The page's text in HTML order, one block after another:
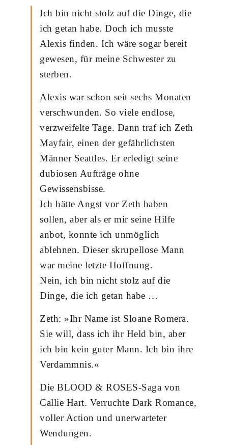
Ich bin nicht stolz auf die Dinge, die
ich getan habe. Doch ich musste
Alexis finden. Ich wäre sogar bereit
gewesen, für meine Schwester zu
sterben.
Alexis war schon seit sechs Monaten
verschwunden. So viele endlose,
verzweifelte Tage. Dann traf ich Zeth
Mayfair, einen der gefährlichsten
Männer Seattles. Er erledigt seine
dubiosen Aufträge ohne
Gewissensbisse.
Ich hätte Angst vor Zeth haben
sollen, aber als er mir seine Hilfe
anbot, konnte ich unmöglich
ablehnen. Dieser skrupellose Mann
war meine letzte Hoffnung.
Nein, ich bin nicht stolz auf die
Dinge, die ich getan habe …
Zeth: »Ihr Name ist Sloane Romera.
Sie will, dass ich ihr Held bin, aber
ich bin kein guter Mann. Ich bin ihre
Verdammnis.«
Die BLOOD & ROSES-Saga von
Callie Hart. Verruchte Dark Romance,
voller Action und unerwarteter
Wendungen.